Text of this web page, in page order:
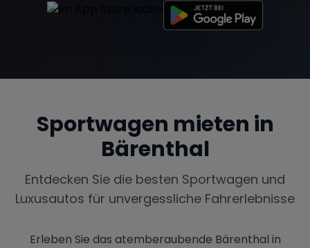
Sportwagen mieten in
Bärenthal
Entdecken Sie die besten Sportwagen und
Luxusautos für unvergessliche Fahrerlebnisse
Erleben Sie das atemberaubende Bärenthal in